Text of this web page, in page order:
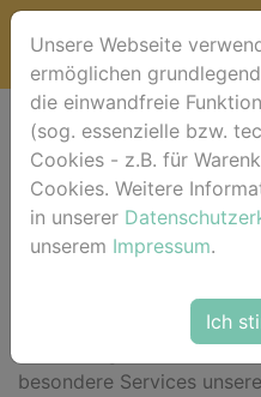
Wir freuen uns sehr über
Unternehmen.
Eine Nutzung der
grundsätzlich ohne jede
besondere Services
Unsere Webseite
ermöglichen
die einwandfreie
(sog. essenzielle bzw.
Cookies - z.B. für
Cookies. Weitere
in unserer
unserem Impressum.
Ich